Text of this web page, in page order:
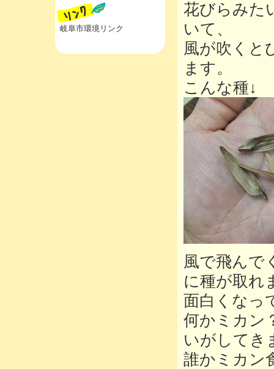
岐阜市環境リンク
花びらみた
いて、
風が吹くと
ます。
こんな種↓
風で飛んで
に種が取れ
面白くなっ
何かミカン
いがしてき
誰かミカン